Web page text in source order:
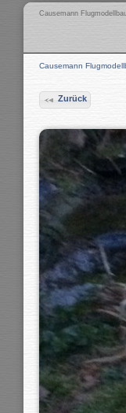
Causemann
Causemann
Zurück